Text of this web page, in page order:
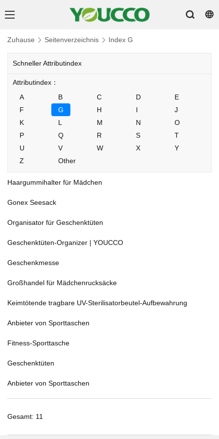
Zuhause Seitenverzeichnis Index G
Schneller Attributindex
Attributindex：
A
B C D
E
F
G H I
J
K
L M N
O
P
Q R S
T
U
V W X
Y
Z
Other
Haargummihalter für Mädchen
Gonex Seesack
Organisator für Geschenktüten
Geschenktüten-Organizer | YOUCCO
Geschenkmesse
Großhandel für Mädchenrucksäcke
Keimtötende tragbare UV-Sterilisatorbeutel-Aufbewahrung
Anbieter von Sporttaschen
Fitness-Sporttasche
Geschenktüten
Anbieter von Sporttaschen
Gesamt: 11